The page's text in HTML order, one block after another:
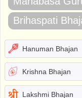
Brihaspati
Hanuman Bhajan
Krishna Bhajan
Lakshmi Bhajan